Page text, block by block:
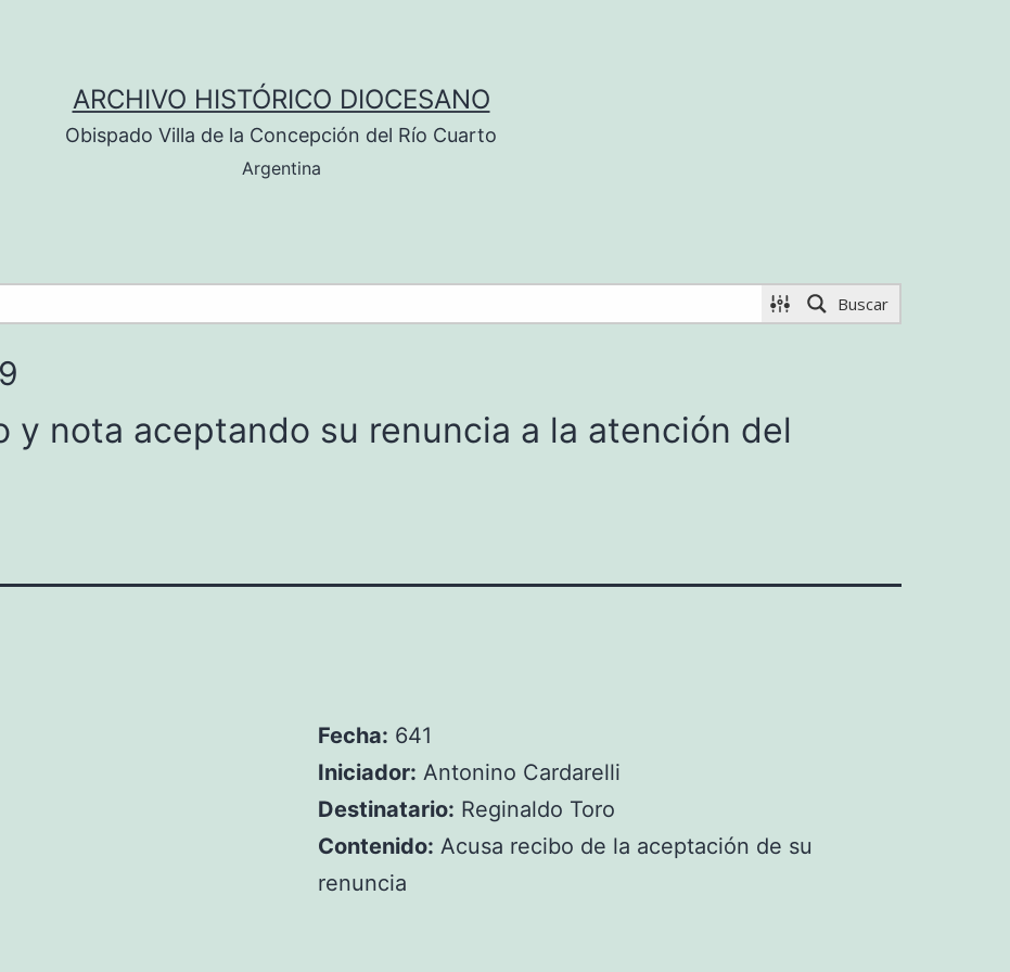
ARCHIVO HISTÓRICO DIOCESANO
Obispado Villa de la Concepción del Río Cuarto
Argentina
Buscar
y nota aceptando su renuncia a la atención del
Fecha: 641
Iniciador: Antonino Cardarelli
Destinatario: Reginaldo Toro
Contenido: Acusa recibo de la aceptación de su
renuncia